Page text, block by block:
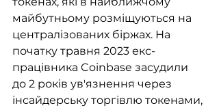
майбутньому розміщуються на
централізованих біржах. На
початку травня 2023 екс-
працівника Coinbase засудили
до 2 років ув'язнення через
інсайдерську торгівлю токенами,